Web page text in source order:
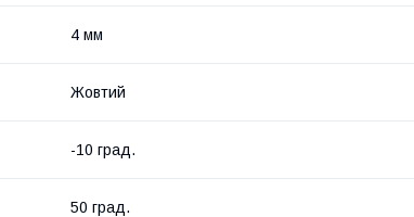
4 мм
Жовтий
-10 град.
50 град.